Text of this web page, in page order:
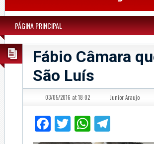
PÁGINA PRINCIPAL
Fábio Câmara
São Luís
03/05/2016 at 18:02 Junior Araujo
Facebook
Twitter